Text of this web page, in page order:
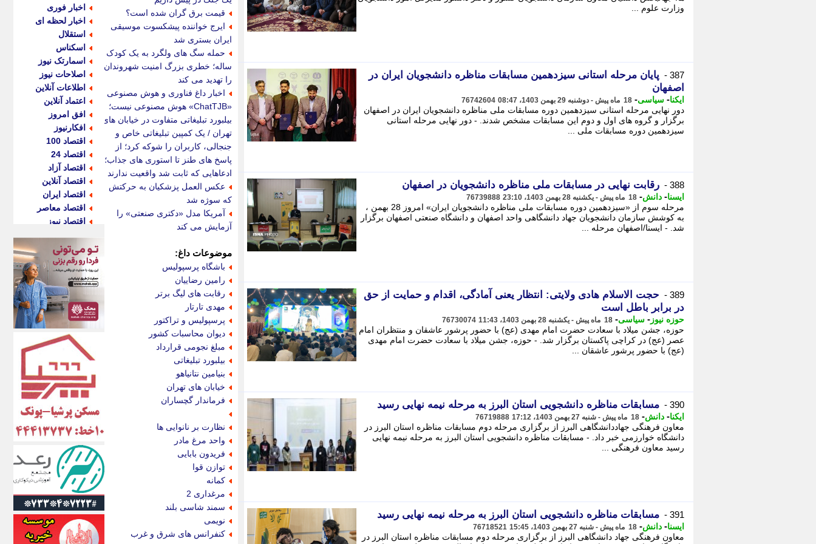
وزارت علوم ...
387 -
پایان مرحله استانی سیزدهمین مسابقات مناظره دانشجویان ایران در
اصفهان
ایکنا- سیاسی- 18 ماه پیش - دوشنبه 29 بهمن 1403، 08:47 76742604
دور نهایی مرحله استانی سیزدهمین دوره مسابقات ملی مناظره دانشجویان ایران در اصفهان
برگزار و گروه های اول و دوم این مسابقات مشخص شدند. - دور نهایی مرحله استانی
سیزدهمین دوره مسابقات ملی ...
388 - رقابت نهایی در مسابقات ملی مناظره دانشجویان در اصفهان
ایسنا- دانش- 18 ماه پیش - یکشنبه 28 بهمن 1403، 23:10 76739888
مرحله سوم از «سیزدهمین دوره مسابقات ملی مناظره دانشجویان ایران» امروز 28 بهمن ،
به کوشش سازمان دانشجویان جهاد دانشگاهی واحد اصفهان و دانشگاه صنعتی اصفهان برگزار
شد. - ایسنا/اصفهان مرحله ...
389 -
حجت الاسلام هادی ولایتی: انتظار یعنی آمادگی، اقدام و حمایت از حق
در برابر باطل است
حوزه نیوز - سیاسی- 18 ماه پیش - یکشنبه 28 بهمن 1403، 11:43 76730074
حوزه، جشن میلاد با سعادت حضرت امام مهدی (عج) با حضور پرشور عاشقان و منتظران امام
عصر (عج) در کراچی پاکستان برگزار شد. - حوزه، جشن میلاد با سعادت حضرت امام مهدی
(عج) با حضور پرشور عاشقان ...
390 - مسابقات مناظره دانشجویی استان البرز به مرحله نیمه نهایی رسید
ایکنا- دانش- 18 ماه پیش - شنبه 27 بهمن 1403، 17:12 76719888
معاون فرهنگی جهاددانشگاهی البرز از برگزاری مرحله دوم مسابقات مناظره استان البرز در
دانشگاه خوارزمی خبر داد. - مسابقات مناظره دانشجویی استان البرز به مرحله نیمه نهایی
رسید معاون فرهنگی ...
391 - مسابقات مناظره دانشجویی استان البرز به مرحله نیمه نهایی رسید
ایسنا- دانش- 18 ماه پیش - شنبه 27 بهمن 1403، 15:45 76718521
معاون فرهنگی جهاد دانشگاهی البرز از برگزاری مرحله دوم مسابقات مناظره استان البرز در
قیمت برق گران شده است؟
ایرج خواننده پیشکسوت موسیقی
ایران بستری شد
ساله؛ خطری بزرگ امنیت شهروندان
را تهدید می کند
اخبار داغ فناوری و هوش مصنوعی |
«ChatTJB» هوش مصنوعی نیست؛
بیلبورد تبلیغاتی متفاوت در خیابان های
تهران / یک کمپین تبلیغاتی خاص و
جنجالی، کاربران را شوکه کرد؛ از
پاسخ های طنز تا استوری های جذاب؛
ادعاهایی که ثابت شد واقعیت ندارند
عکس العمل پزشکیان به حرکتش
که سوژه شد
آمریکا مدل «دکتری صنعتی» را
آزمایش می کند
موضوعات داغ:
باشگاه پرسپولیس
رامین رضاییان
رقابت های لیگ برتر
مهدی تارتار
پرسپولیس و تراکتور
دیوان محاسبات کشور
مبلغ نجومی قرارداد
بیلبورد تبلیغاتی
بنیامین نتانیاهو
خیابان های تهران
فرماندار گچساران
نظارت بر نانوایی ها
واحد مرغ مادر
فریدون بابایی
توازن قوا
کمانه
مرغداری 2
سمند شاسی بلند
نویمی
کنفرانس های شرق و غرب
اخبار فوری
اخبار لحظه ای
استقلال
اسکناس
اسمارتک نیوز
اصلاحات نیوز
اطلاعات آنلاین
اعتماد آنلاین
افق امروز
افکارنیوز
اقتصاد 100
اقتصاد 24
اقتصاد آزاد
اقتصاد آنلاین
اقتصاد ایران
اقتصاد معاصر
اقتصاد نیوز
اکوفارس
اکونگار
اکونیوز
الف
انتشار آنلاین
اندیشه قرن
اندیشه معاصر
اندیشه ها
انرژی پرس
ای استخدام
ایتنا
ایراف
ایران آرت
ایران آنلاین
ایران زندگی
ایران فوری
ایرانی روز
ایرانیتال
ایرنا
ایسکانیوز
ایسنا
ایکنا
ایلنا